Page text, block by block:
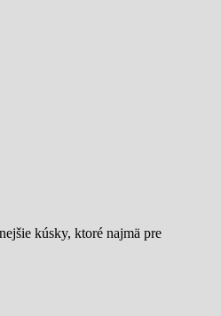
kúsky, ktoré najmä pre